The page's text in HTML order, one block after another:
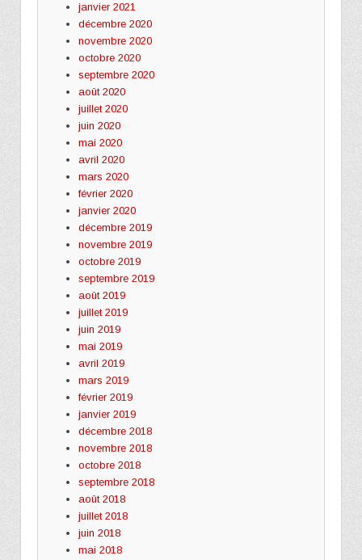
janvier 2021
décembre 2020
novembre 2020
octobre 2020
septembre 2020
août 2020
juillet 2020
juin 2020
mai 2020
avril 2020
mars 2020
février 2020
janvier 2020
décembre 2019
novembre 2019
octobre 2019
septembre 2019
août 2019
juillet 2019
juin 2019
mai 2019
avril 2019
mars 2019
février 2019
janvier 2019
décembre 2018
novembre 2018
octobre 2018
septembre 2018
août 2018
juillet 2018
juin 2018
mai 2018